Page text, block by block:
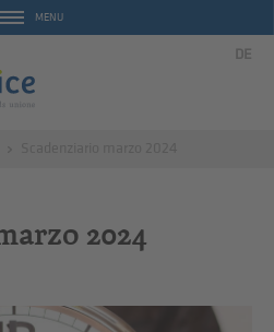
MENU
DE
2024